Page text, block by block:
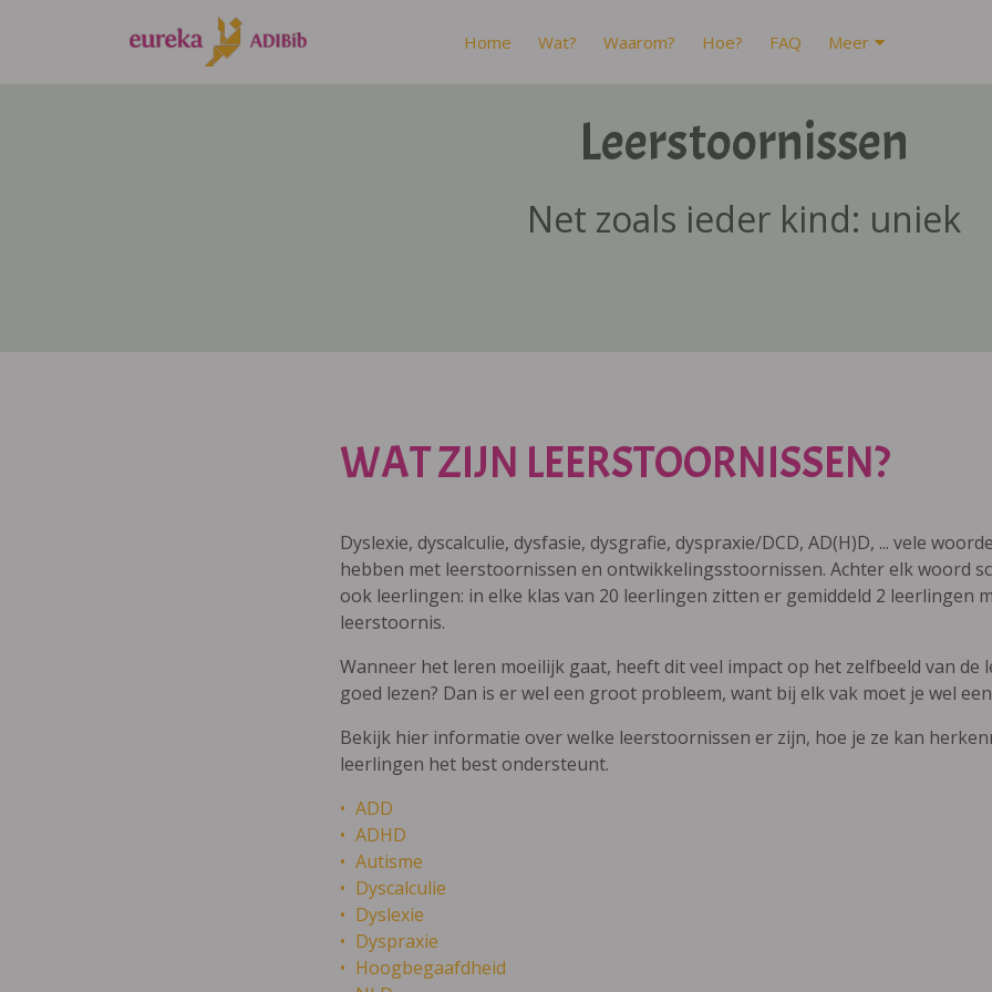
Home Wat? Waarom? Hoe? FAQ Meer
Leerstoornissen
Net zoals ieder kind: uniek
WAT ZIJN LEERSTOORNISSEN?
Dyslexie, dyscalculie, dysfasie, dysgrafie, dyspraxie/DCD, AD(H)D, ... vele
hebben met leerstoornissen en ontwikkelingsstoornissen. Achter elk woord
ook leerlingen: in elke klas van 20 leerlingen zitten er gemiddeld 2 leerlingen
leerstoornis.
Wanneer het leren moeilijk gaat, heeft dit veel impact op het zelfbeeld van de
goed lezen? Dan is er wel een groot probleem, want bij elk vak moet je wel
Bekijk hier informatie over welke leerstoornissen er zijn, hoe je ze kan
leerlingen het best ondersteunt.
ADD
ADHD
Autisme
Dyscalculie
Dyslexie
Dyspraxie
Hoogbegaafdheid